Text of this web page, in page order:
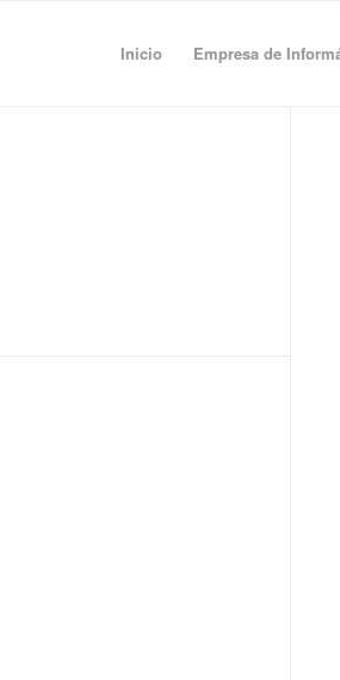
Inicio Empresa de